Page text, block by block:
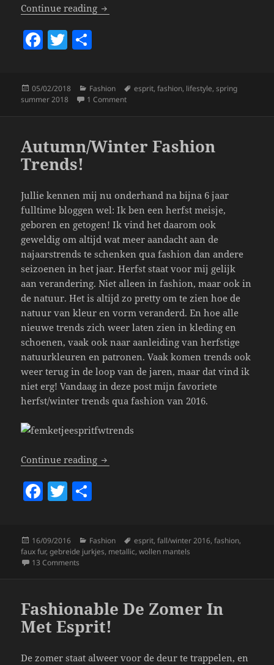
Continue reading Spring/Summer Fashion Trends With
F
c
e
o
o
k
T
itt
er
a
re
Posted
on
05/02/2018 Categories
Fashion Tags
esprit,fashion, lifestyle,spring
summer 2018
1 Commenton Spring/Summer Fashion Trends With
Autumn/Winter Fashion
Trends!
Jullie kennen mij nu onderhand na bijna 6 jaar
fulltime bloggen wel: Ik ben een herfst meisje,
geboren en getogen! Ik vind het daarom ook
geweldig om altijd wat meer aandacht aan de
najaarstrends te schenken qua fashion dan andere
seizoenen in het jaar. Herfst staat voor mij gelijk
aan verandering. Niet alleen in fashion, maar ook in
de natuur. Het is altijd zo pretty om te zien hoe de
natuur van kleur en vorm veranderd. En hoe alle
nieuwe trends zich weer laten zien in kleding en
schoenen, vaak ook naar aanleiding van herfstige
natuurkleuren en patronen. Vaak komen trends ook
weer terug in de loop van de jaren, maar dat vind ik
niet erg! Vandaag in deze post mijn favoriete
herfst/winter trends qua fashion van 2016.
Continue reading Autumn/Winter Fashion Trends!
F
e
b
o
k
T
erre
Posted
on
16/09/2016 Categories
Fashion Tags
esprit,fall/winter 2016,fashion,
faux fur,gebreide jurkjes, metallic,wollen mantels
13 Comments
Fashionable De Zomer In
Met Esprit!
De zomer staat alweer voor de deur te trappelen, en